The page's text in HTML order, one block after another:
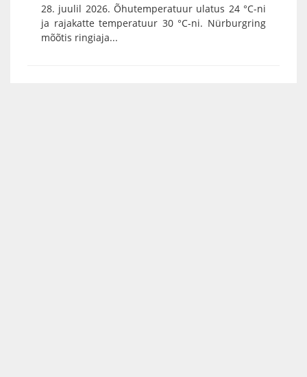
28. juulil 2026. Õhutemperatuur ulatus 24 °C-ni
ja rajakatte temperatuur 30 °C-ni. Nürburgring
mõõtis ringiaja...